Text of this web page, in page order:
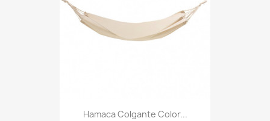
Hamaca Colgante Color...